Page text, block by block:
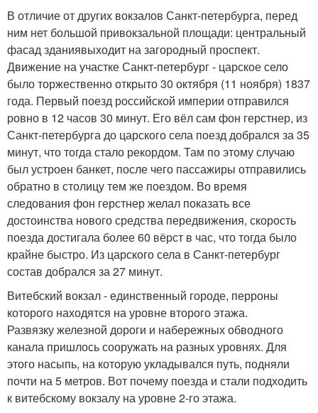
В отличие от других вокзалов Санкт-петербурга, перед
ним нет большой привокзальной площади: центральный
фасад зданиявыходит на загородный проспект.
Движение на участке Санкт-петербург - царское село
было торжественно открыто 30 октября (11 ноября) 1837
года. Первый поезд российской империи отправился
ровно в 12 часов 30 минут. Его вёл сам фон герстнер, из
Санкт-петербурга до царского села поезд добрался за 35
минут, что тогда стало рекордом. Там по этому случаю
был устроен банкет, после чего пассажиры отправились
обратно в столицу тем же поездом. Во время
следования фон герстнер желал показать все
достоинства нового средства передвижения, скорость
поезда достигала более 60 вёрст в час, что тогда было
крайне быстро. Из царского села в Санкт-петербург
состав добрался за 27 минут.
Витебский вокзал - единственный городе, перроны
которого находятся на уровне второго этажа.
Развязку железной дороги и набережных обводного
канала пришлось сооружать на разных уровнях. Для
этого насыпь, на которую укладывался путь, подняли
почти на 5 метров. Вот почему поезда и стали подходить
к витебскому вокзалу на уровне 2-го этажа.